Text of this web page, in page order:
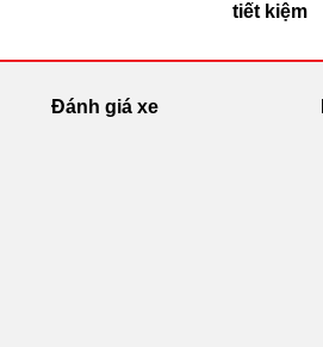
tiết kiệm
Đánh giá xe